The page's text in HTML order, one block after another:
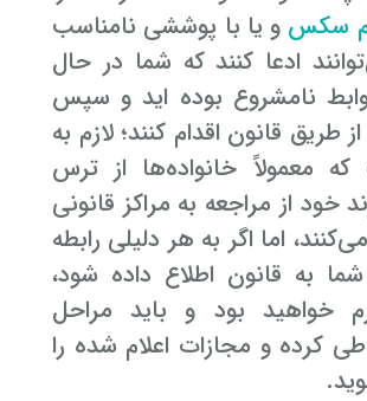
سکس و یا با پوششی نامناسب
ادعا کنند که شما در حال
نامشروع بوده‌ اید و سپس
طریق قانون اقدام کنند؛ لازم به
معمولاً خانواده‌ها از ترس
خود از مراجعه به مراکز قانونی
اما اگر به هر دلیلی رابطه
به قانون اطلاع داده شود،
خواهید بود و باید مراحل
طی کرده و مجازات اعلام شده را